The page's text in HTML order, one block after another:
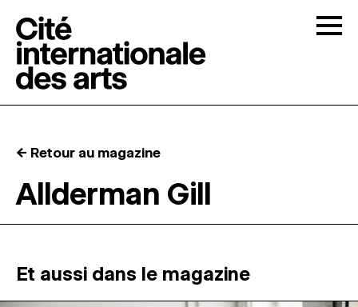
RÉSIDENCES ↓
ATELIERS OUVERTS
← Retour au magazine
Allderman Gill
Et aussi dans le magazine